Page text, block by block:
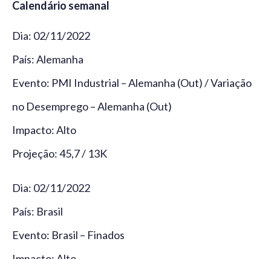
Calendário semanal
Dia: 02/11/2022
País: Alemanha
Evento: PMI Industrial – Alemanha (Out) / Variação
no Desemprego – Alemanha (Out)
Impacto: Alto
Projeção: 45,7 / 13K
Dia: 02/11/2022
País: Brasil
Evento: Brasil – Finados